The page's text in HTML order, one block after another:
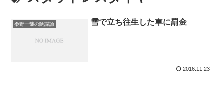
桑野一哉の陰謀論 雪で立ち往生した車に罰金
2016.11.23